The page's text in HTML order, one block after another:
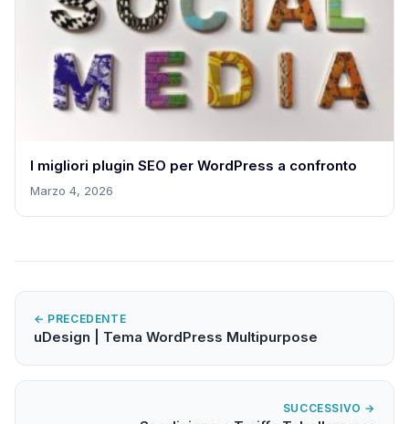
I migliori plugin SEO per WordPress a confronto
Marzo 4, 2026
← PRECEDENTE
uDesign | Tema WordPress Multipurpose
SUCCESSIVO →